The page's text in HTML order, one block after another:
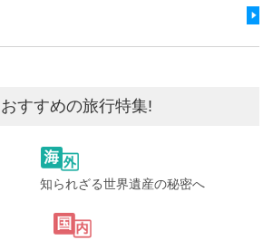
すすめの旅行特集!
知られざる世界遺産の秘密へ